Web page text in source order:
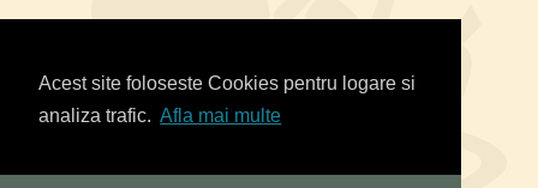
Acest site foloseste Cookies pentru logare si
analiza trafic. Afla mai multe